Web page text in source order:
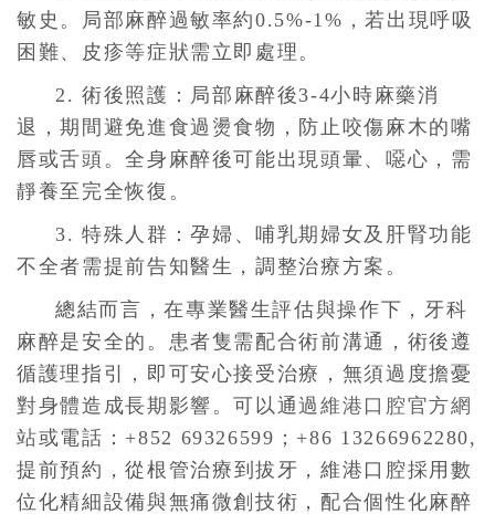
敏史。局部麻醉過敏率約0.5%-1%，若出現呼吸
困難、皮疹等症狀需立即處理。
2. 術後照護：局部麻醉後3-4小時麻藥消
退，期間避免進食過燙食物，防止咬傷麻木的嘴
唇或舌頭。全身麻醉後可能出現頭暈、噁心，需
靜養至完全恢復。
3. 特殊人群：孕婦、哺乳期婦女及肝腎功能
不全者需提前告知醫生，調整治療方案。
總結而言，在專業醫生評估與操作下，牙科
麻醉是安全的。患者隻需配合術前溝通，術後遵
循護理指引，即可安心接受治療，無須過度擔憂
對身體造成長期影響。可以通過維港口腔官方網
站或電話：+852 69326599；+86 13266962280,
提前預約，從根管治療到拔牙，維港口腔採用數
位化精細設備與無痛微創技術，配合個性化麻醉